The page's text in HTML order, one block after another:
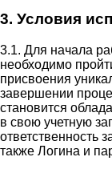
3. Условия
3.1. Для начала
необходимо
присвоения
завершении
становится
в свою учетную
ответственность
также Логина и